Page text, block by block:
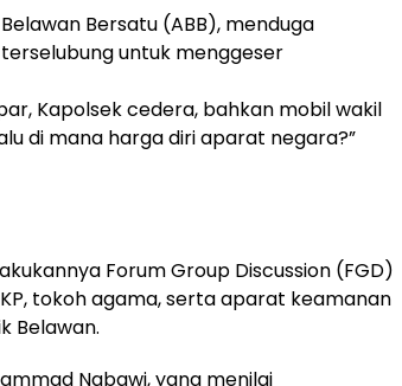
Bersatu (ABB), menduga
untuk menggeser
Kapolsek cedera, bahkan mobil wakil
di mana harga diri aparat negara?”
Forum Group Discussion (FGD)
tokoh agama, serta aparat keamanan
Belawan.
Nabawi, yang menilai